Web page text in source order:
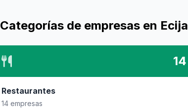
Categorías de empresas en Ecija
14
Restaurantes
14 empresas